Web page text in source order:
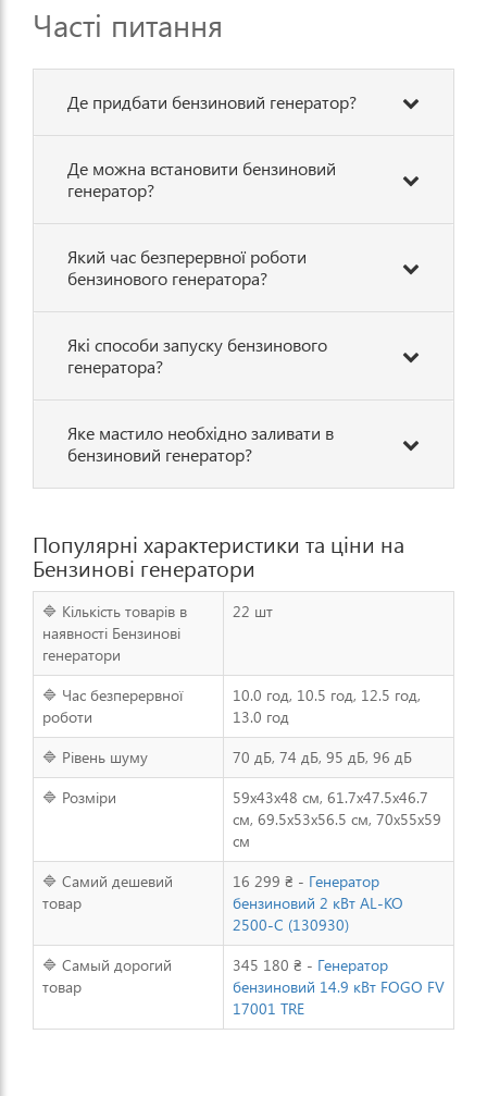
Часті питання
Де придбати бензиновий генератор?
Де можна встановити бензиновий
генератор?
Який час безперервної роботи
бензинового генератора?
Які способи запуску бензинового
генератора?
Яке мастило необхідно заливати в
бензиновий генератор?
Популярні характеристики та ціни на
Бензинові генератори
🔷 Кількість товарів в
наявності Бензинові
генератори
22 шт
🔷 Час безперервної
роботи
10.0 год, 10.5 год, 12.5 год,
13.0 год
🔷 Рівень шуму
70 дБ, 74 дБ, 95 дБ, 96 дБ
🔷 Розміри
59x43x48 см, 61.7x47.5x46.7
см, 69.5x53x56.5 см, 70x55x59
см
🔷 Самий дешевий
товар
16 299 ₴ - Генератор
бензиновий 2 кВт AL-KO
2500-C (130930)
🔷 Самый дорогий
товар
345 180 ₴ - Генератор
бензиновий 14.9 кВт FOGO FV
17001 TRE